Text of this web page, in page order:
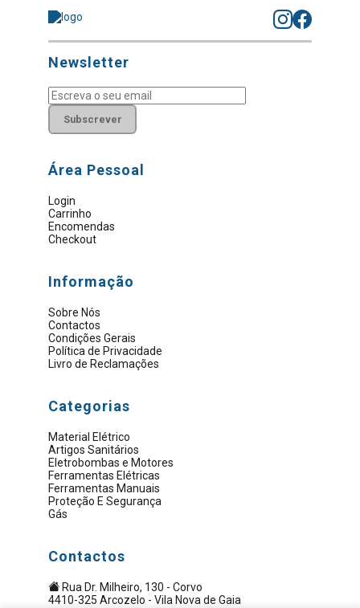
Newsletter
Subscrever
Área Pessoal
Login
Carrinho
Encomendas
Checkout
Informação
Sobre Nós
Contactos
Condições Gerais
Política de Privacidade
Livro de Reclamações
Categorias
Material Elétrico
Artigos Sanitários
Eletrobombas e Motores
Ferramentas Elétricas
Ferramentas Manuais
Proteção E Segurança
Gás
Contactos
Rua Dr. Milheiro, 130 - Corvo
4410-325 Arcozelo - Vila Nova de Gaia